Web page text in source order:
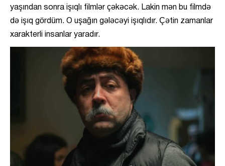
yaşından sonra işıqlı filmlər çəkəcək. Lakin mən bu filmdə
də işıq gördüm. O uşağın gələcəyi işıqlıdır. Çətin zamanlar
xarakterli insanlar yaradır.